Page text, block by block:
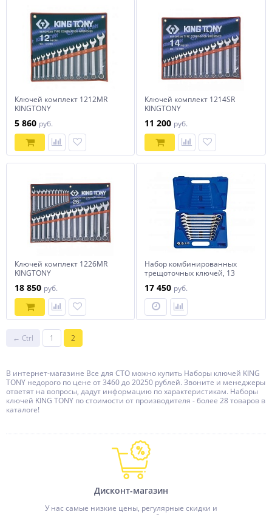
Ключей комплект 1212MR
KINGTONY
5 860 руб.
Ключей комплект 1214SR
KINGTONY
11 200 руб.
Ключей комплект 1226MR
KINGTONY
18 850 руб.
Набор комбинированных
трещоточных ключей, 13
17 450 руб.
← Ctrl 1 2
В интернет-магазине Все для СТО можно купить Наборы ключей KING
TONY недорого по цене от 3460 до 20250 рублей. Звоните и менеджеры
ответят на вопросы, дадут информацию по характеристикам. Наборы
ключей KING TONY по стоимости от производителя - более 28 товаров в
каталоге!
Дисконт-магазин
У нас самые низкие цены, регулярные скидки и